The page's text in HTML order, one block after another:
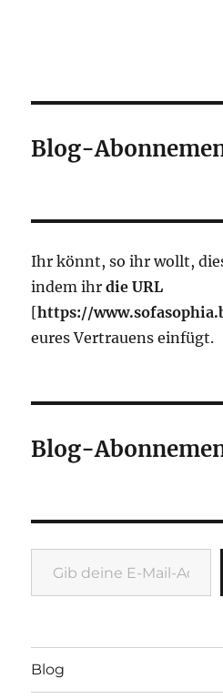
Blog-
Ihr könnt, so ihr wollt,
indem ihrdie URL
[https://
eures Vertrauens einfügt.
Blog-
Gib deine E-Mail-Adresse ein ...
Blog